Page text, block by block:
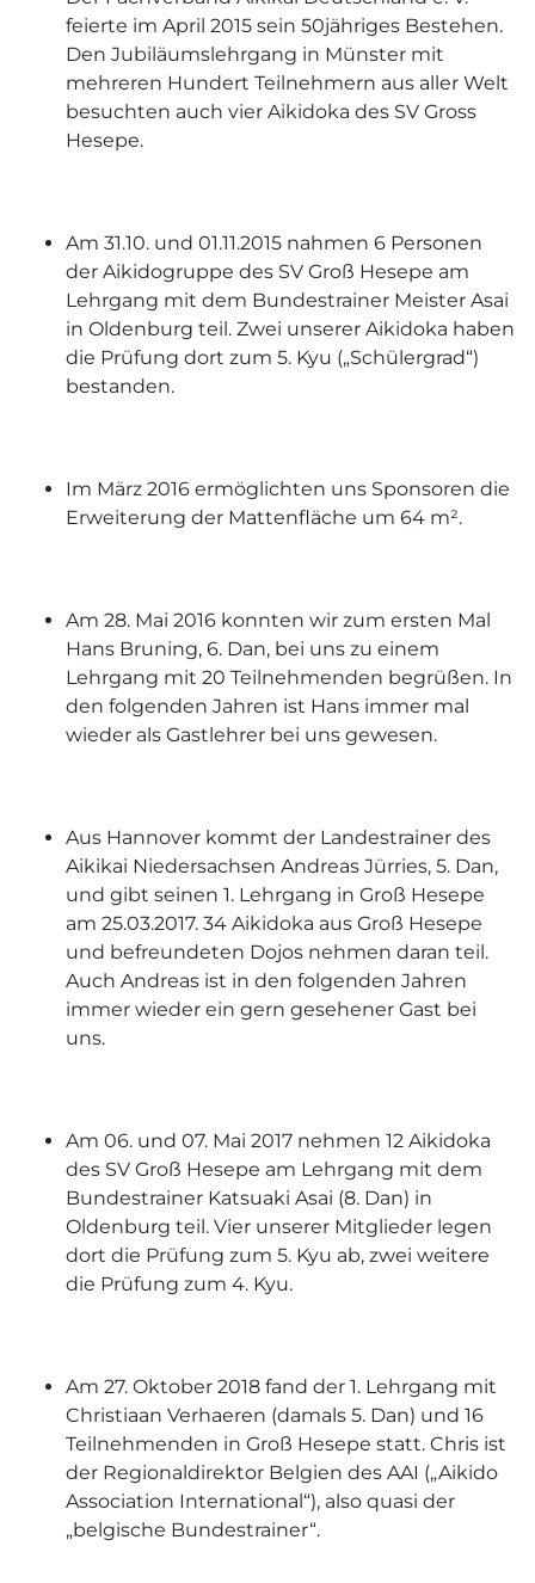
feierte im April 2015 sein 50jähriges Bestehen.
Den Jubiläumslehrgang in Münster mit
mehreren Hundert Teilnehmern aus aller Welt
besuchten auch vier Aikidoka des SV Gross
Hesepe.
Am 31.10. und 01.11.2015 nahmen 6 Personen
der Aikidogruppe des SV Groß Hesepe am
Lehrgang mit dem Bundestrainer Meister Asai
in Oldenburg teil. Zwei unserer Aikidoka haben
die Prüfung dort zum 5. Kyu („Schülergrad“)
bestanden.
Im März 2016 ermöglichten uns Sponsoren die
Erweiterung der Mattenfläche um 64 m².
Am 28. Mai 2016 konnten wir zum ersten Mal
Hans Bruning, 6. Dan, bei uns zu einem
Lehrgang mit 20 Teilnehmenden begrüßen. In
den folgenden Jahren ist Hans immer mal
wieder als Gastlehrer bei uns gewesen.
Aus Hannover kommt der Landestrainer des
Aikikai Niedersachsen Andreas Jürries, 5. Dan,
und gibt seinen 1. Lehrgang in Groß Hesepe
am 25.03.2017. 34 Aikidoka aus Groß Hesepe
und befreundeten Dojos nehmen daran teil.
Auch Andreas ist in den folgenden Jahren
immer wieder ein gern gesehener Gast bei
uns.
Am 06. und 07. Mai 2017 nehmen 12 Aikidoka
des SV Groß Hesepe am Lehrgang mit dem
Bundestrainer Katsuaki Asai (8. Dan) in
Oldenburg teil. Vier unserer Mitglieder legen
dort die Prüfung zum 5. Kyu ab, zwei weitere
die Prüfung zum 4. Kyu.
Am 27. Oktober 2018 fand der 1. Lehrgang mit
Christiaan Verhaeren (damals 5. Dan) und 16
Teilnehmenden in Groß Hesepe statt. Chris ist
der Regionaldirektor Belgien des AAI („Aikido
Association International“), also quasi der
„belgische Bundestrainer“.